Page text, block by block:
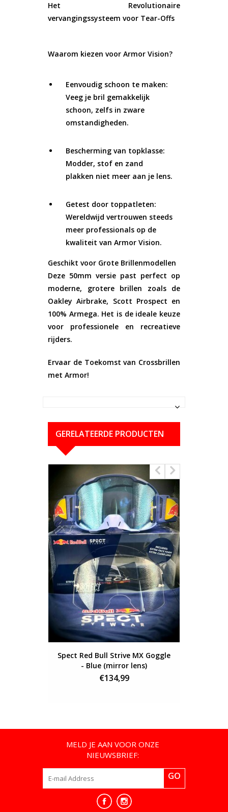
Het Revolutionaire
vervangingssysteem voor Tear-Offs
Waarom kiezen voor Armor Vision?
Eenvoudig schoon te maken:
Veeg je bril gemakkelijk
schoon, zelfs in zware
omstandigheden.
Bescherming van topklasse:
Modder, stof en zand
plakken niet meer aan je lens.
Getest door toppatleten:
Wereldwijd vertrouwen steeds
meer professionals op de
kwaliteit van Armor Vision.
Geschikt voor Grote Brillenmodellen
Deze 50mm versie past perfect op
moderne, grotere brillen zoals de
Oakley Airbrake, Scott Prospect en
100% Armega. Het is de ideale keuze
voor professionele en recreatieve
rijders.
Ervaar de Toekomst van Crossbrillen
met Armor!
GERELATEERDE PRODUCTEN
Spect Red Bull Strive MX Goggle
- Blue (mirror lens)
€134,99
MELD JE AAN VOOR ONZE
NIEUWSBRIEF:
GO